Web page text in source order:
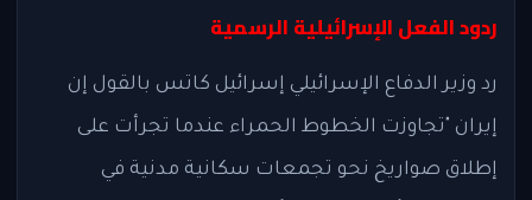
ردود الفعل الإسرائيلية الرسمية
رد وزير الدفاع الإسرائيلي إسرائيل كاتس بالقول إن
إيران "تجاوزت الخطوط الحمراء عندما تجرأت على
إطلاق صواريخ نحو تجمعات سكانية مدنية في